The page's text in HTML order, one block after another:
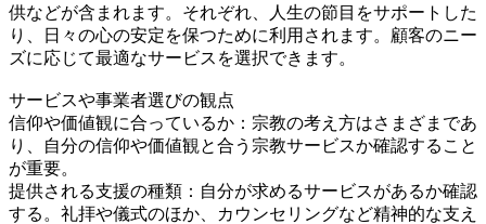
供などが含まれます。それぞれ、人生の節目をサポートした
り、日々の心の安定を保つために利用されます。顧客のニー
ズに応じて最適なサービスを選択できます。
サービスや事業者選びの観点
信仰や価値観に合っているか：宗教の考え方はさまざまであ
り、自分の信仰や価値観と合う宗教サービスか確認すること
が重要。
提供される支援の種類：自分が求めるサービスがあるか確認
する。礼拝や儀式のほか、カウンセリングなど精神的な支え